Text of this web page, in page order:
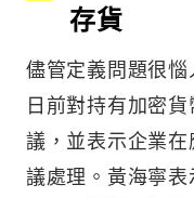
存貨
儘管定義問題很
日前對持有加密
議，並表示企業
議處理。黃海寧